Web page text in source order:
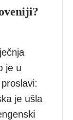
je u
je ušla